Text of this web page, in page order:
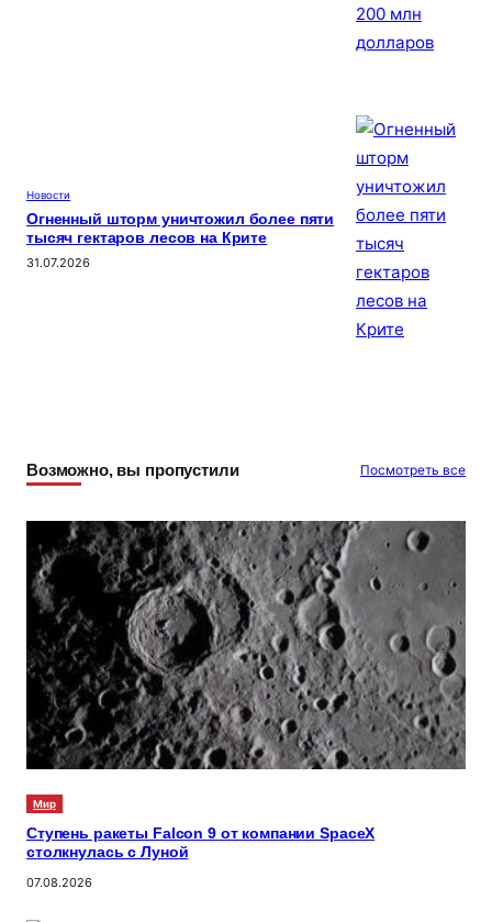
Новости
Огненный шторм уничтожил более пяти
тысяч гектаров лесов на Крите
31.07.2026
Возможно, вы пропустили Посмотреть все
Мир
Ступень ракеты Falcon 9 от компании SpaceX
столкнулась с Луной
07.08.2026